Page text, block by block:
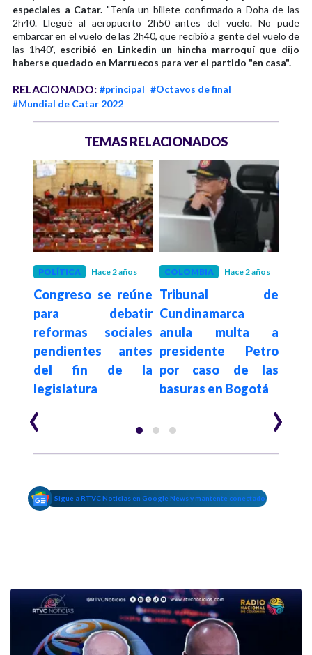
especiales a Catar. "Tenía un billete confirmado a Doha de las
2h40. Llegué al aeropuerto 2h50 antes del vuelo. No pude
embarcar en el vuelo de las 2h40, que recibió a gente del vuelo de
las 1h40", escribió en Linkedin un hincha marroquí que dijo
haberse quedado en Marruecos para ver el partido "en casa".
RELACIONADO: #principal #Octavos de final
#Mundial de Catar 2022
TEMAS RELACIONADOS
POLÍTICA Hace 2 años
Congreso se reúne
para debatir
reformas sociales
pendientes antes
del fin de la
legislatura
COLOMBIA Hace 2 años
Tribunal de
Cundinamarca
anula multa a
presidente Petro
por caso de las
basuras en Bogotá
‹ ›
Sigue a RTVC Noticias en Google News y mantente conectado